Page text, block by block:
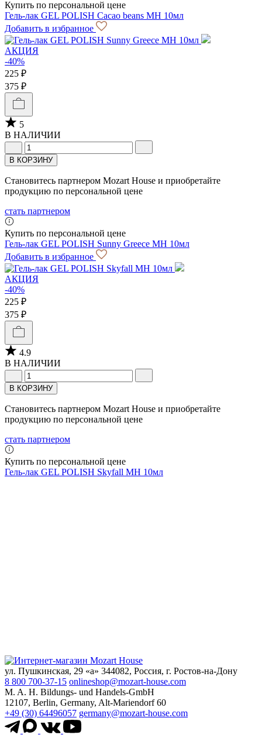
Купить по персональной цене
Гель-лак GEL POLISH Cacao beans MH 10мл
Добавить в избранное
АКЦИЯ
-40%
225 ₽
375 ₽
5
В НАЛИЧИИ
В КОРЗИНУ
Становитесь партнером Mozart House и приобретайте
продукцию по персональной цене
стать партнером
Купить по персональной цене
Гель-лак GEL POLISH Sunny Greece MH 10мл
Добавить в избранное
АКЦИЯ
-40%
225 ₽
375 ₽
4.9
В НАЛИЧИИ
В КОРЗИНУ
Становитесь партнером Mozart House и приобретайте
продукцию по персональной цене
стать партнером
Купить по персональной цене
Гель-лак GEL POLISH Skyfall MH 10мл
ул. Пушкинская, 29 «а» 344082, Россия, г. Ростов-на-Дону
8 800 700-37-15 onlineshop@mozart-house.com
M. A. H. Bildungs- und Handels-GmbH
12107, Berlin, Germany, Alt-Mariendorf 60
+49 (30) 64496057 germany@mozart-house.com